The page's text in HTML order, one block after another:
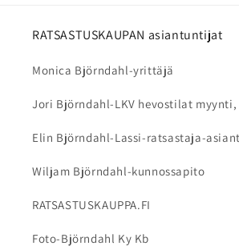
liinalla. Irrotettavat
voimakkaita pesuaineita tai
voivat vahingoittaa kypärän
RATSASTUSKAUPAN asiantuntijat
Monica Björndahl-yrittäjä
Jori Björndahl-LKV hevostilat myynti,
Elin Björndahl-Lassi-ratsastaja-
Wiljam Björndahl-kunnossapito
RATSASTUSKAUPPA.FI
Foto-Björndahl Ky Kb